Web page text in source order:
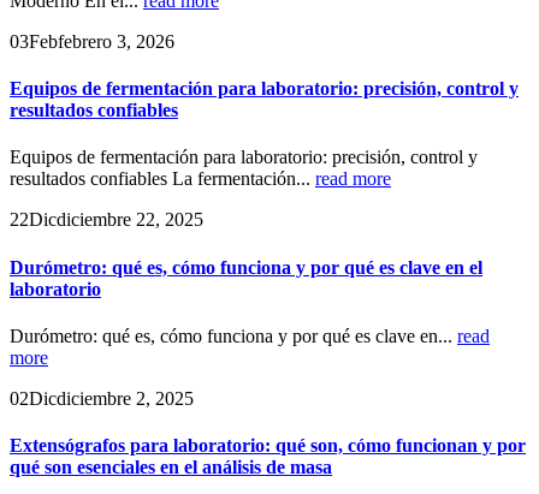
03Febfebrero 3, 2026
Equipos de fermentación para laboratorio: precisión, control y
resultados confiables
Equipos de fermentación para laboratorio: precisión, control y
resultados confiables La fermentación... read more
22Dicdiciembre 22, 2025
Durómetro: qué es, cómo funciona y por qué es clave en el
laboratorio
Durómetro: qué es, cómo funciona y por qué es clave en... read
more
02Dicdiciembre 2, 2025
Extensógrafos para laboratorio: qué son, cómo funcionan y por
qué son esenciales en el análisis de masa